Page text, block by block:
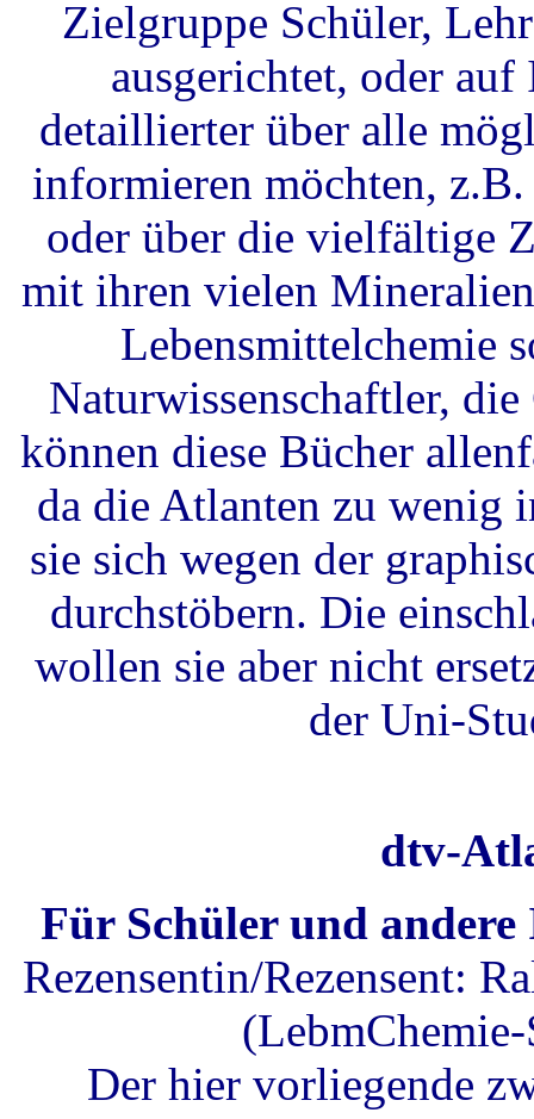
Zielgruppe Schüler,
ausgerichtet, oder auf
detaillierter über alle
informieren möchten,
oder über die vielfältige
mit ihren vielen
Lebensmittelchemie
Naturwissenschaftler,
können diese Bücher
da die Atlanten zu wenig
sie sich wegen der
durchstöbern. Die
wollen sie aber nicht
der Uni-
dtv-
Für Schüler und andere
Rezensentin/Rezensent:
Der hier vorliegende